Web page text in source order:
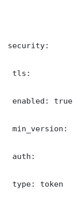
security:
tls:
enabled: true
min_version:
auth:
type: token